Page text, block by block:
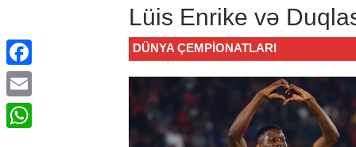
Lüis Enrike və
DÜNYA ÇEMPIONATLARI
Facebook
Email